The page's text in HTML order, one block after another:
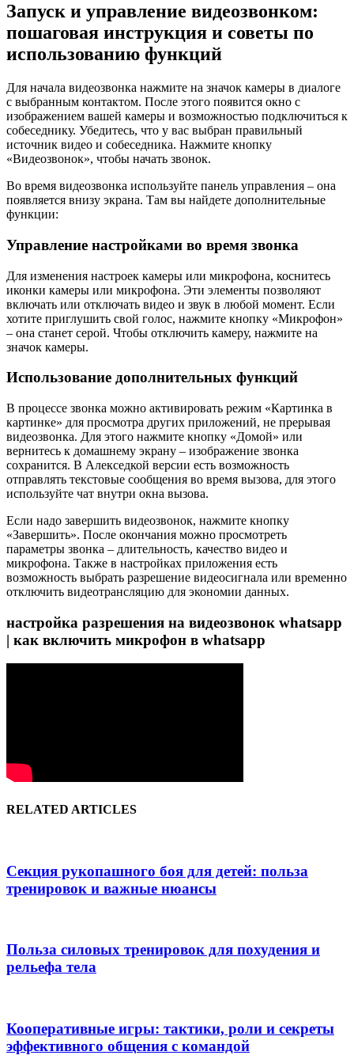
Запуск и управление видеозвонком:
пошаговая инструкция и советы по
использованию функций
Для начала видеозвонка нажмите на значок камеры в диалоге
с выбранным контактом. После этого появится окно с
изображением вашей камеры и возможностью подключиться к
собеседнику. Убедитесь, что у вас выбран правильный
источник видео и собеседника. Нажмите кнопку
«Видеозвонок», чтобы начать звонок.
Во время видеозвонка используйте панель управления – она
появляется внизу экрана. Там вы найдете дополнительные
функции:
Управление настройками во время звонка
Для изменения настроек камеры или микрофона, коснитесь
иконки камеры или микрофона. Эти элементы позволяют
включать или отключать видео и звук в любой момент. Если
хотите приглушить свой голос, нажмите кнопку «Микрофон»
– она станет серой. Чтобы отключить камеру, нажмите на
значок камеры.
Использование дополнительных функций
В процессе звонка можно активировать режим «Картинка в
картинке» для просмотра других приложений, не прерывая
видеозвонка. Для этого нажмите кнопку «Домой» или
вернитесь к домашнему экрану – изображение звонка
сохранится. В Алекседкой версии есть возможность
отправлять текстовые сообщения во время вызова, для этого
используйте чат внутри окна вызова.
Если надо завершить видеозвонок, нажмите кнопку
«Завершить». После окончания можно просмотреть
параметры звонка – длительность, качество видео и
микрофона. Также в настройках приложения есть
возможность выбрать разрешение видеосигнала или временно
отключить видеотрансляцию для экономии данных.
настройка разрешения на видеозвонок whatsapp
| как включить микрофон в whatsapp
RELATED ARTICLES
Секция рукопашного боя для детей: польза
тренировок и важные нюансы
Польза силовых тренировок для похудения и
рельефа тела
Кооперативные игры: тактики, роли и секреты
эффективного общения с командой